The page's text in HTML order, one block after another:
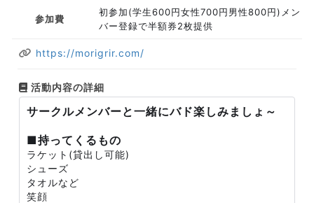
参加費
初参加(学生600円女性700円男性800円)メン
バー登録で半額券2枚提供
https://morigrir.com/
活動内容の詳細
サークルメンバーと一緒にバド楽しみましょ～
■持ってくるもの
ラケット(貸出し可能)
シューズ
タオルなど
笑顔